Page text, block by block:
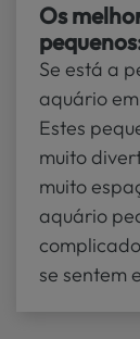
Os melhores peixes para aquários
Se está a
aquário
Estes
muito
muito
aquário
se sentem